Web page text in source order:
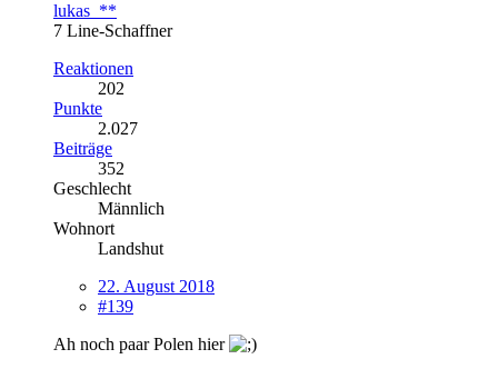
lukas_**
7 Line-Schaffner
Reaktionen
202
Punkte
2.027
Beiträge
352
Geschlecht
Männlich
Wohnort
Landshut
22. August 2018
#139
Ah noch paar Polen hier